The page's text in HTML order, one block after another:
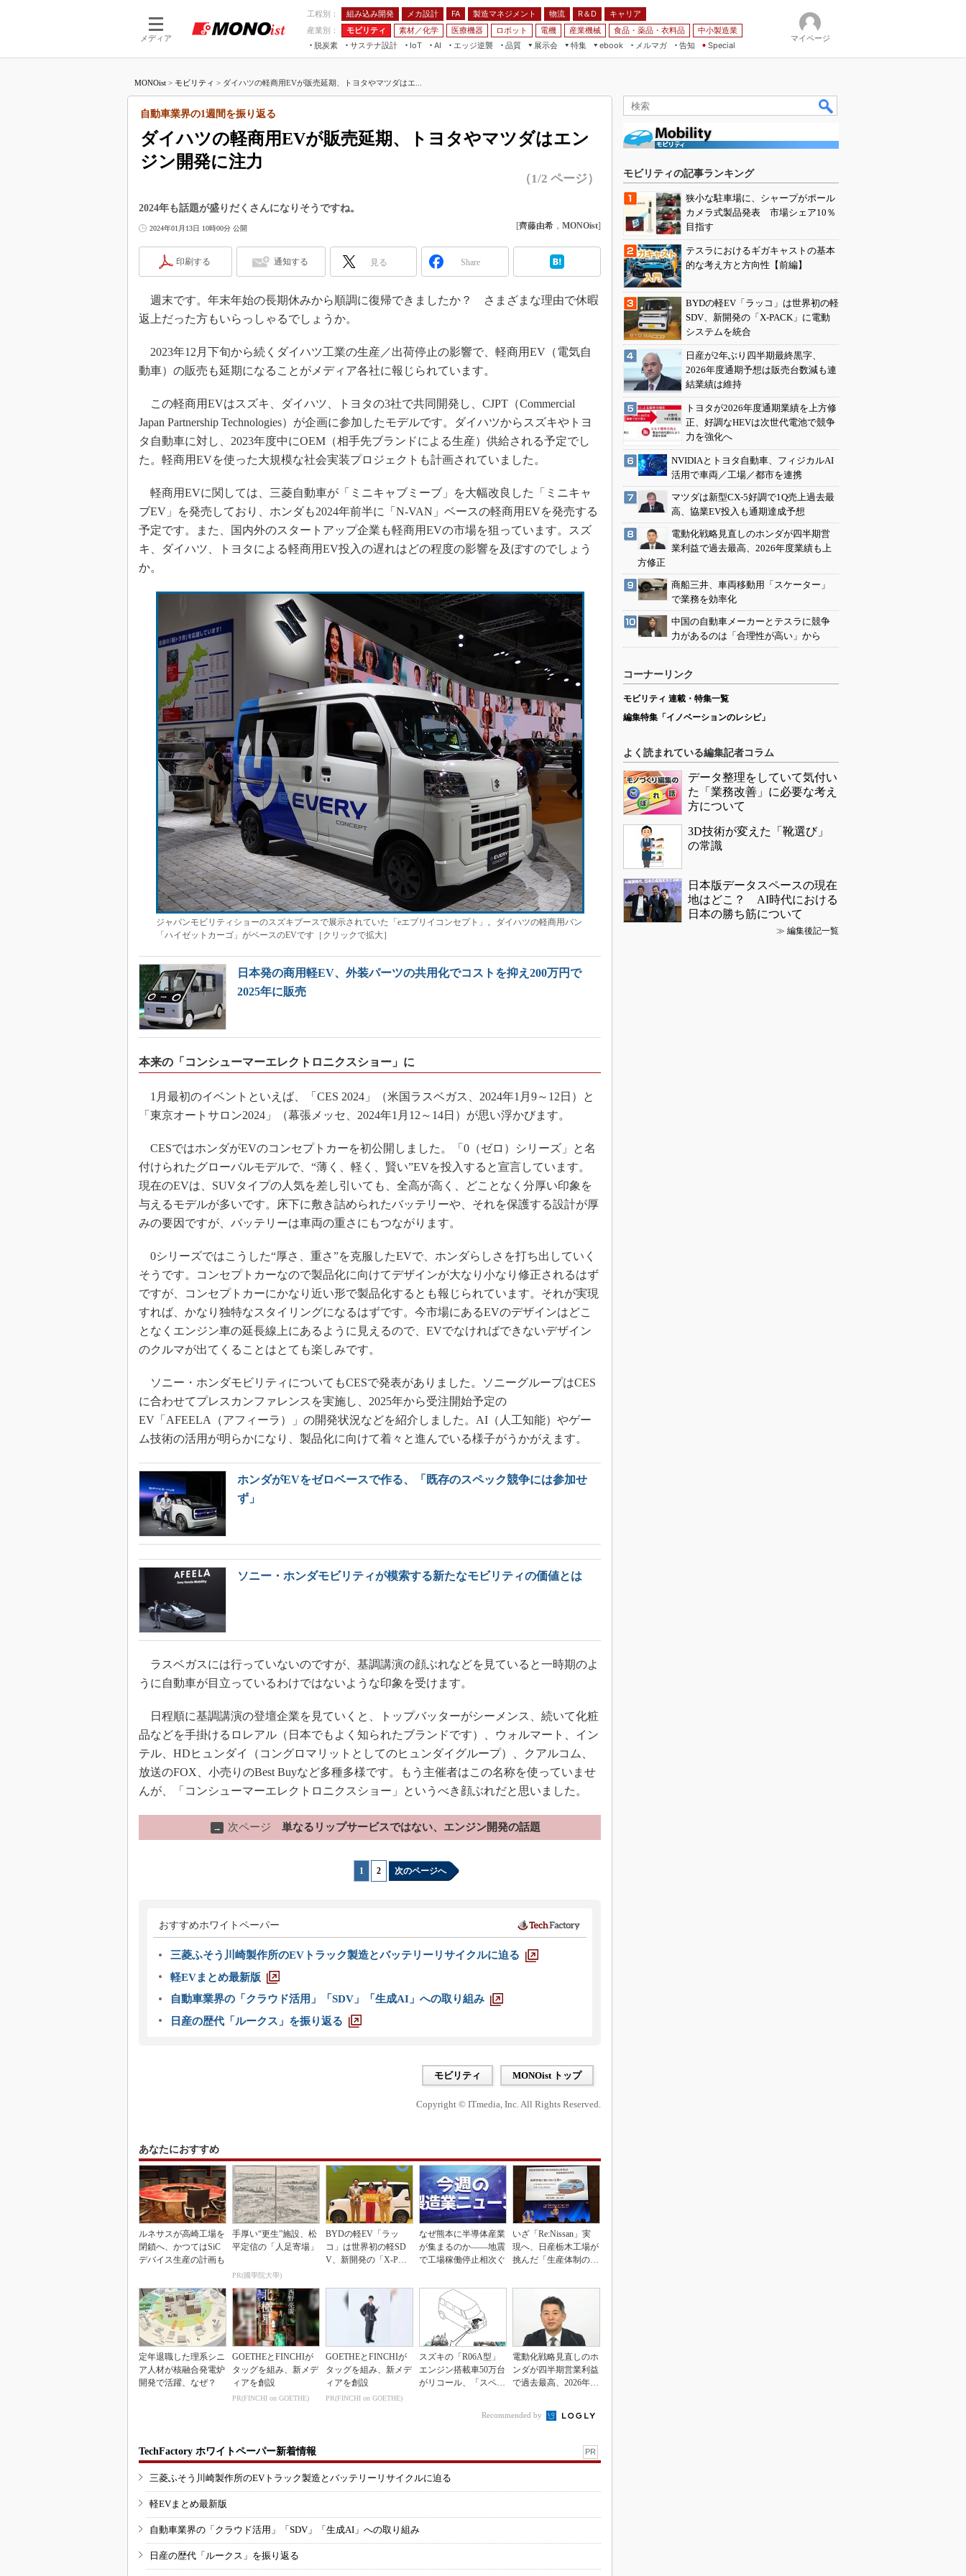
メディア
工程別： 組み込み開発 メカ設計 FA 製造マネジメント 物流 R＆D
キャリア
産業別：
モビリティ 素材／化学 医療機器 ロボット 電機 産業機械 食品・薬品・衣料品
中小製造業
脱炭素
サステナ設計
IoT
つながる工場
AI
AI×設備保全
エッジ逆襲 品質
展示会
JIMTOF
IIFES
スマート工場EXPO
特集
フィールドサービス
車載ソフト開発
無償設計ツール
デジタルツインとCAE
S＆OP
イノベーション
製造業ビッグデータ
メイドインジャパン
知財マネジメント
海外生産
グローバル設計・開発
新型コロナへの対応
ebook
FA
モビリティ
メルマガ
告知 Special
マイページ
MONOist > モビリティ > ダイハツの軽商用EVが販売延期、トヨタやマツダはエ...
ダイハツの軽商用EVが販売延期、トヨタやマツダはエン
ジン開発に注力
自動車業界の1週間を振り返る
（1/2 ページ）
2024年も話題が盛りだくさんになりそうですね。
2024年01月13日 10時00分 公開 [齊藤由希 ， MONOist]
印刷する 通知する 見る Share
週末です。年末年始の長期休みから順調に復帰できましたか？ さまざまな理由で休暇
返上だった方もいらっしゃるでしょうか。
2023年12月下旬から続くダイハツ工業の生産／出荷停止の影響で、軽商用EV（電気自
動車）の販売も延期になることがメディア各社に報じられています。
この軽商用EVはスズキ、ダイハツ、トヨタの3社で共同開発し、CJPT（Commercial
Japan Partnership Technologies）が企画に参加したモデルです。ダイハツからスズキやトヨ
タ自動車に対し、2023年度中にOEM（相手先ブランドによる生産）供給される予定でし
た。軽商用EVを使った大規模な社会実装プロジェクトも計画されていました。
軽商用EVに関しては、三菱自動車が「ミニキャブミーブ」を大幅改良した「ミニキャ
ブEV」を発売しており、ホンダも2024年前半に「N-VAN」ベースの軽商用EVを発売する
予定です。また、国内外のスタートアップ企業も軽商用EVの市場を狙っています。スズ
キ、ダイハツ、トヨタによる軽商用EV投入の遅れはどの程度の影響を及ぼすのでしょう
か。
ジャパンモビリティショーのスズキブースで展示されていた「eエブリイコンセプト」。ダイハツの軽商用バン
「ハイゼットカーゴ」がベースのEVです［クリックで拡大］
日本発の商用軽EV、外装パーツの共用化でコストを抑え200万円で
2025年に販売
本来の「コンシューマーエレクトロニクスショー」に
1月最初のイベントといえば、「CES 2024」（米国ラスベガス、2024年1月9～12日）と
「東京オートサロン2024」（幕張メッセ、2024年1月12～14日）が思い浮かびます。
CESではホンダがEVのコンセプトカーを初公開しました。「0（ゼロ）シリーズ」と名
付けられたグローバルモデルで、“薄く、軽く、賢い”EVを投入すると宣言しています。
現在のEVは、SUVタイプの人気を差し引いても、全高が高く、どことなく分厚い印象を
与えるモデルが多いです。床下に敷き詰められたバッテリーや、それを保護する設計が厚
みの要因ですが、バッテリーは車両の重さにもつながります。
0シリーズではこうした“厚さ、重さ”を克服したEVで、ホンダらしさを打ち出していく
そうです。コンセプトカーなので製品化に向けてデザインが大なり小なり修正されるはず
ですが、コンセプトカーにかなり近い形で製品化するとも報じられています。それが実現
すれば、かなり独特なスタイリングになるはずです。今市場にあるEVのデザインはどこ
となくエンジン車の延長線上にあるように見えるので、EVでなければできないデザイン
のクルマが出てくることはとても楽しみです。
ソニー・ホンダモビリティについてもCESで発表がありました。ソニーグループはCES
に合わせてプレスカンファレンスを実施し、2025年から受注開始予定の
EV「AFEELA（アフィーラ）」の開発状況などを紹介しました。AI（人工知能）やゲー
ム技術の活用が明らかになり、製品化に向けて着々と進んでいる様子がうかがえます。
ホンダがEVをゼロベースで作る、「既存のスペック競争には参加せ
ず」
ソニー・ホンダモビリティが模索する新たなモビリティの価値とは
ラスベガスには行っていないのですが、基調講演の顔ぶれなどを見ていると一時期のよ
うに自動車が目立っているわけではないような印象を受けます。
日程順に基調講演の登壇企業を見ていくと、トップバッターがシーメンス、続いて化粧
品などを手掛けるロレアル（日本でもよく知られたブランドです）、ウォルマート、イン
テル、HDヒュンダイ（コングロマリットとしてのヒュンダイグループ）、クアルコム、
放送のFOX、小売りのBest Buyなど多種多様です。もう主催者はこの名称を使っていませ
んが、「コンシューマーエレクトロニクスショー」というべき顔ぶれだと思いました。
→ 次ページ 単なるリップサービスではない、エンジン開発の話題
1 2 次のページへ
おすすめホワイトペーパー
三菱ふそう川崎製作所のEVトラック製造とバッテリーリサイクルに迫る
軽EVまとめ最新版
自動車業界の「クラウド活用」「SDV」「生成AI」への取り組み
日産の歴代「ルークス」を振り返る
モビリティ MONOist トップ
Copyright © ITmedia, Inc. All Rights Reserved.
あなたにおすすめ
ルネサスが高崎工場を
閉鎖へ、かつてはSiC
デバイス生産の計画も
手厚い“更生”施設、松
平定信の「人足寄場」
PR(國學院大學)
BYDの軽EV「ラッ
コ」は世界初の軽SD
V、新開発の「X-PAC
なぜ熊本に半導体産業
が集まるのか――地震
で工場稼働停止相次ぐ
いざ「Re:Nissan」実
現へ、日産栃木工場が
挑んだ「生産体制の比
定年退職した理系シニ
ア人材が核融合発電炉
開発で活躍、なぜ？
GOETHEとFINCHIが
タッグを組み、新メデ
ィアを創設
PR(FINCHI on GOETHE)
GOETHEとFINCHIが
タッグを組み、新メデ
ィアを創設
PR(FINCHI on GOETHE)
スズキの「R06A型」
エンジン搭載車50万台
がリコール、「スペー
電動化戦略見直しのホ
ンダが四半期営業利益
で過去最高、2026年度
Recommended by
TechFactory ホワイトペーパー新着情報 PR
三菱ふそう川崎製作所のEVトラック製造とバッテリーリサイクルに迫る
軽EVまとめ最新版
自動車業界の「クラウド活用」「SDV」「生成AI」への取り組み
日産の歴代「ルークス」を振り返る
モビリティの記事ランキング
狭小な駐車場に、シャープがポール
カメラ式製品発表 市場シェア10％
目指す
テスラにおけるギガキャストの基本
的な考え方と方向性【前編】
BYDの軽EV「ラッコ」は世界初の軽
SDV、新開発の「X-PACK」に電動
システムを統合
日産が2年ぶり四半期最終黒字、
2026年度通期予想は販売台数減も連
結業績は維持
トヨタが2026年度通期業績を上方修
正、好調なHEVは次世代電池で競争
力を強化へ
NVIDIAとトヨタ自動車、フィジカルAI
活用で車両／工場／都市を連携
マツダは新型CX-5好調で1Q売上過去最
高、協業EV投入も通期達成予想
電動化戦略見直しのホンダが四半期営
業利益で過去最高、2026年度業績も上
方修正
商船三井、車両移動用「スケーター」
で業務を効率化
中国の自動車メーカーとテスラに競争
力があるのは「合理性が高い」から
コーナーリンク
モビリティ 連載・特集一覧
編集特集「イノベーションのレシピ」
よく読まれている編集記者コラム
データ整理をしていて気付い
た「業務改善」に必要な考え
方について
3D技術が変えた「靴選び」
の常識
日本版データスペースの現在
地はどこ？ AI時代における
日本の勝ち筋について
≫ 編集後記一覧